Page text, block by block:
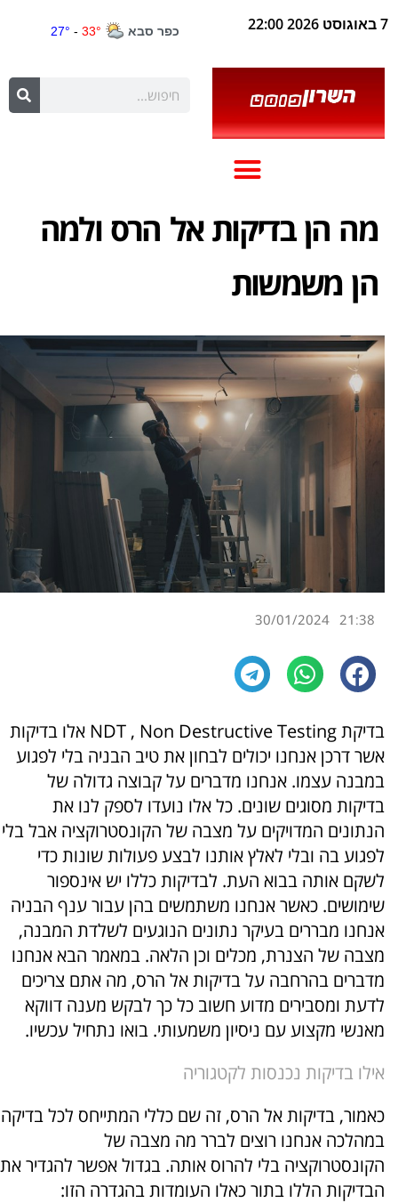
7 באוגוסט 2026 22:00
מה הן בדיקות אל הרס ולמה
הן משמשות
21:38
30/01/2024
בדיקת NDT , Non Destructive Testing אלו בדיקות
אשר דרכן אנחנו יכולים לבחון את טיב הבניה בלי לפגוע
במבנה עצמו. אנחנו מדברים על קבוצה גדולה של
בדיקות מסוגים שונים. כל אלו נועדו לספק לנו את
הנתונים המדויקים על מצבה של הקונסטרוקציה אבל בלי
לפגוע בה ובלי לאלץ אותנו לבצע פעולות שונות כדי
לשקם אותה בבוא העת. לבדיקות כללו יש אינספור
שימושים. כאשר אנחנו משתמשים בהן עבור ענף הבניה
אנחנו מבררים בעיקר נתונים הנוגעים לשלדת המבנה,
מצבה של הצנרת, מכלים וכן הלאה. במאמר הבא אנחנו
מדברים בהרחבה על בדיקות אל הרס, מה אתם צריכים
לדעת ומסבירים מדוע חשוב כל כך לבקש מענה דווקא
מאנשי מקצוע עם ניסיון משמעותי. בואו נתחיל עכשיו.
אילו בדיקות נכנסות לקטגוריה
כאמור, בדיקות אל הרס, זה שם כללי המתייחס לכל בדיקה
במהלכה אנחנו רוצים לברר מה מצבה של
הקונסטרוקציה בלי להרוס אותה. בגדול אפשר להגדיר את
הבדיקות הללו בתור כאלו העומדות בהגדרה הזו: